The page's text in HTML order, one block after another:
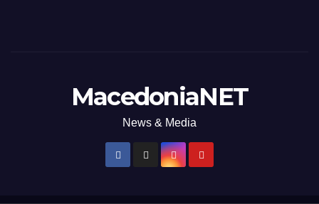
MacedoniaNET
News & Media